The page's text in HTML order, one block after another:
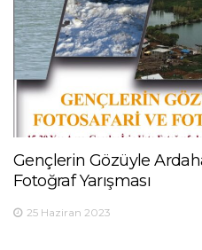
Gençlerin Gözüyle
Fotoğraf Yarışması
25 Haziran 2023